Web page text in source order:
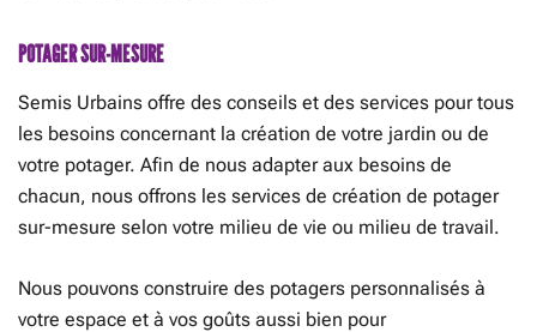
POTAGER SUR-MESURE
Semis Urbains offre des conseils et des services pour tous
les besoins concernant la création de votre jardin ou de
votre potager. Afin de nous adapter aux besoins de
chacun, nous offrons les services de création de potager
sur-mesure selon votre milieu de vie ou milieu de travail.
Nous pouvons construire des potagers personnalisés à
votre espace et à vos goûts aussi bien pour